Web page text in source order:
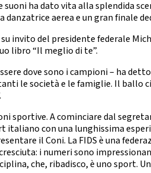
Frusta
Danze
DANZE
Danza Classica
Modern
STREET E POP
Hip Hop
Electric Boogie
suoni ha dato vita alla splendida
danzatrice aerea e un gran finale
invito del presidente federale
libro “Il meglio di te”.
dove sono i campioni – ha
le società e le famiglie. Il ballo
sportive. A cominciare dal
italiano con una lunghissima
il Coni. La FIDS è una
i numeri sono
che, ribadisco, è uno sport.